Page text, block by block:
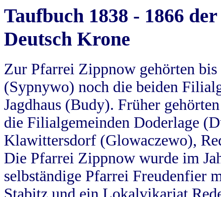
Taufbuch 1838 - 1866
Deutsch Krone
Zur Pfarrei Zippnow gehörten
(Sypnywo) noch die beiden
Jagdhaus (Budy). Früher
die Filialgemeinden Doderlage
Klawittersdorf (Glowaczewo),
Die Pfarrei Zippnow wurde im
selbständige Pfarrei Freudenfier